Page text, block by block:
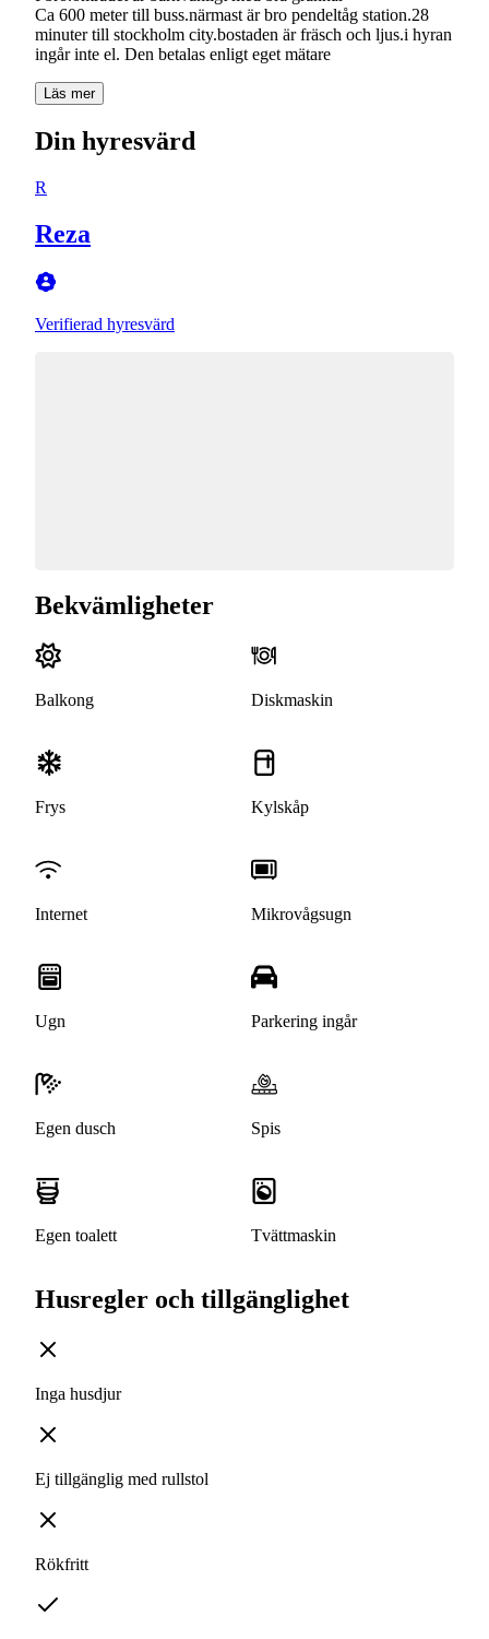
Ca 600 meter till buss.närmast är bro pendeltåg station.28
minuter till stockholm city.bostaden är fräsch och ljus.i hyran
ingår inte el. Den betalas enligt eget mätare
Läs mer
Din hyresvärd
R
Reza
Verifierad hyresvärd
Bekvämligheter
Balkong Diskmaskin
Frys Kylskåp
Internet Mikrovågsugn
Ugn Parkering ingår
Egen dusch Spis
Egen toalett Tvättmaskin
Husregler och tillgänglighet
Inga husdjur
Ej tillgänglig med rullstol
Rökfritt